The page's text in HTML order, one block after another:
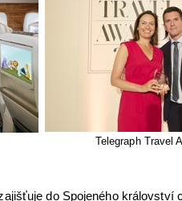
Telegraph Travel
do Spojeného království